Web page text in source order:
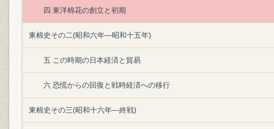
四 東洋棉花の創立と初期
東棉史その二(昭和六年―昭和十五年)
五 この時期の日本経済と貿易
六 恐慌からの回復と戦時経済への移行
東棉史その三(昭和十六年―終戦)